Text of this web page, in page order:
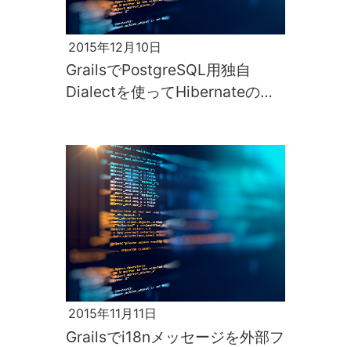
2015年12月10日
GrailsでPostgreSQL用独自
Dialectを使ってHibernateのデ
2015年11月11日
Grailsでi18nメッセージを外部フ